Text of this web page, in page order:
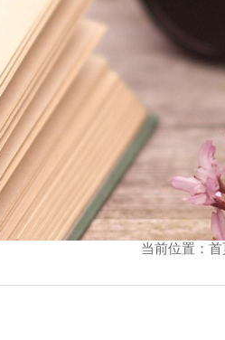
当前位置：